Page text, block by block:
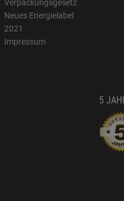
Verpackungsgesetz
Neues Energielabel
2021
Impressum
5